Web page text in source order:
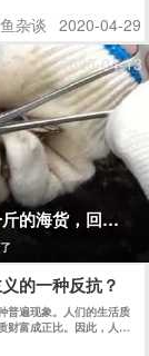
杂谈 2020-04-29
2020-04-13
的海货，回家煮
的一种反抗？
普遍现象。人们的生活质
财富成正比。因此，人们